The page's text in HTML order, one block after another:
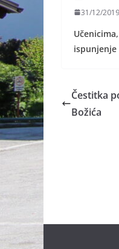
31/12/2019
Čestitka
Božića